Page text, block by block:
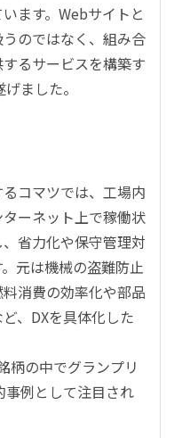
ます。Webサイトと
のではなく、組み合
るサービスを構築す
ました。
コマツでは、工場内
ーネット上で稼働状
省力化や保守管理対
元は機械の盗難防止
消費の効率化や部品
、DXを具体化した
柄の中でグランプリ
事例として注目され